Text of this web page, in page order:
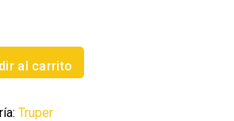
al carrito
Truper